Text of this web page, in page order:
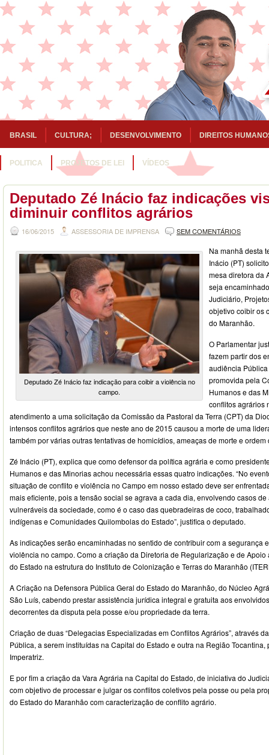
BRASIL CULTURA; DESENVOLVIMENTO DIREITOS
POLITICA PROJETOS DE LEI VÍDEOS
Deputado Zé Inácio faz indicações
diminuir conflitos agrários
16/06/2015 ASSESSORIA DE IMPRENSA SEM COMENTÁRIOS
Deputado Zé Inácio faz indicação para coibir a violência no
campo.
Na manhã desta
Inácio (PT)
mesa diretora da
seja
Judiciário,
objetivo coibir os
do Maranhão.
O Parlamentar
fazem partir dos
audiência
promovida pela
Humanos e das
conflitos agrários
atendimento a uma solicitação da Comissão da Pastoral da Terra (CPT) da
intensos conflitos agrários que neste ano de 2015 causou a morte de uma
também por várias outras tentativas de homicídios, ameaças de morte e ordem
Zé Inácio (PT), explica que como defensor da política agrária e como
Humanos e das Minorias achou necessária essas quatro indicações. “No
situação de conflito e violência no Campo em nosso estado deve ser
mais eficiente, pois a tensão social se agrava a cada dia, envolvendo casos
vulneráveis da sociedade, como é o caso das quebradeiras de coco,
indígenas e Comunidades Quilombolas do Estado”, justifica o deputado.
As indicações serão encaminhadas no sentido de contribuir com a segurança
violência no campo. Como a criação da Diretoria de Regularização e de
do Estado na estrutura do Instituto de Colonização e Terras do Maranhão
A Criação na Defensora Pública Geral do Estado do Maranhão, do Núcleo
São Luís, cabendo prestar assistência jurídica integral e gratuita aos
decorrentes da disputa pela posse e/ou propriedade da terra.
Criação de duas “Delegacias Especializadas em Conflitos Agrários”, através
Pública, a serem instituídas na Capital do Estado e outra na Região
Imperatriz.
E por fim a criação da Vara Agrária na Capital do Estado, de iniciativa do
com objetivo de processar e julgar os conflitos coletivos pela posse ou pela
do Estado do Maranhão com caracterização de conflito agrário.